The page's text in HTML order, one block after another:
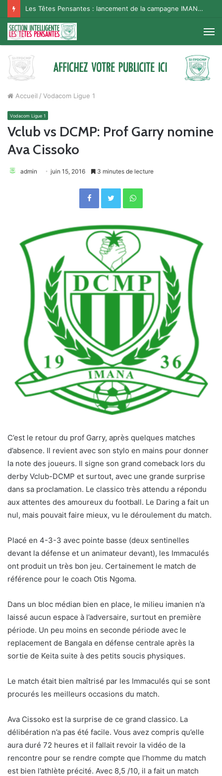
Les Têtes Pensantes : lancement de la campagne IMANA na BISO, Supporter Telema
Accueil / Vodacom Ligue 1
Vodacom Ligue 1
Vclub vs DCMP: Prof Garry nomine
Ava Cissoko
admin juin 15, 2016 3 minutes de lecture
FacebookTwitterWhatsApp
C’est le retour du prof Garry, après quelques matches
d’absence. Il revient avec son stylo en mains pour donner
la note des joueurs. Il signe son grand comeback lors du
derby Vclub-DCMP et surtout, avec une grande surprise
dans sa proclamation. Le classico très attendu a répondu
aux attentes des amoureux du football. Le Daring a fait un
nul, mais pouvait faire mieux, vu le déroulement du match.
Placé en 4-3-3 avec pointe basse (deux sentinelles
devant la défense et un animateur devant), les Immaculés
ont produit un très bon jeu. Certainement le match de
référence pour le coach Otis Ngoma.
Dans un bloc médian bien en place, le milieu imanien n’a
laissé aucun espace à l’adversaire, surtout en première
période. Un peu moins en seconde période avec le
replacement de Bangala en défense centrale après la
sortie de Keita suite à des petits soucis physiques.
Le match était bien maîtrisé par les Immaculés qui se sont
procurés les meilleurs occasions du match.
Ava Cissoko est la surprise de ce grand classico. La
délibération n’a pas été facile. Vous avez compris qu’elle
aura duré 72 heures et il fallait revoir la vidéo de la
rencontre pour se rendre compte que l’homme du match
est bien l’athlète précité. Avec 8,5 /10, il a fait un match